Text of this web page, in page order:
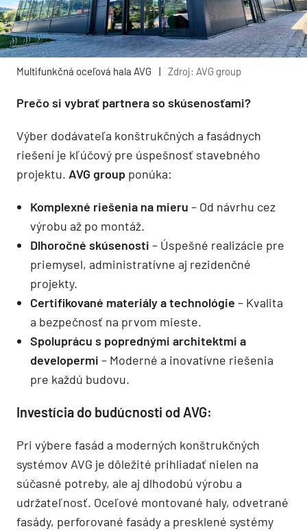
Multifunkčná oceľová hala AVG | Zdroj: AVG group
Prečo si vybrať partnera so skúsenosťami?
Výber dodávateľa konštrukčných a fasádnych
riešení je kľúčový pre úspešnosť stavebného
projektu. AVG group ponúka:
Komplexné riešenia na mieru – Od návrhu cez
výrobu až po montáž.
Dlhoročné skúsenosti – Úspešné realizácie pre
priemysel, administratívne aj rezidenčné
projekty.
Certifikované materiály a technológie – Kvalita
a bezpečnosť na prvom mieste.
Spoluprácu s poprednými architektmi a
developermi – Moderné a inovatívne riešenia
pre každú budovu.
Investícia do budúcnosti od AVG:
Pri výbere fasád a moderných konštrukčných
systémov AVG je dôležité prihliadať nielen na
súčasné potreby, ale aj dlhodobú výrobu a
udržateľnosť. Oceľové montované haly, odvetrané
fasády, perforované fasády a presklené systémy